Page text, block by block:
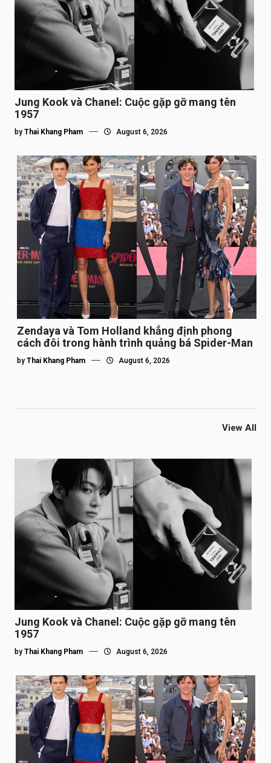
Jung Kook và Chanel: Cuộc gặp gỡ mang tên
1957
by Thai Khang Pham August 6, 2026
Zendaya và Tom Holland khẳng định phong
cách đôi trong hành trình quảng bá Spider-Man
by Thai Khang Pham August 6, 2026
View All
Jung Kook và Chanel: Cuộc gặp gỡ mang tên
1957
by Thai Khang Pham August 6, 2026